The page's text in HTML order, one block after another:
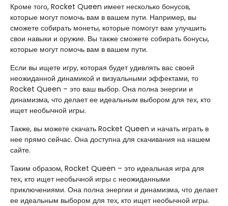
Кроме того, Rocket Queen имеет несколько бонусов,
которые могут помочь вам в вашем пути. Например, вы
сможете собирать монеты, которые помогут вам улучшить
свои навыки и оружие. Вы также сможете собирать бонусы,
которые могут помочь вам в вашем пути.
Если вы ищете игру, которая будет удивлять вас своей
неожиданной динамикой и визуальными эффектами, то
Rocket Queen – это ваш выбор. Она полна энергии и
динамизма, что делает ее идеальным выбором для тех, кто
ищет необычной игры.
Также, вы можете скачать Rocket Queen и начать играть в
нее прямо сейчас. Она доступна для скачивания на нашем
сайте.
Таким образом, Rocket Queen – это идеальная игра для
тех, кто ищет необычной игры с неожиданными
приключениями. Она полна энергии и динамизма, что делает
ее идеальным выбором для тех, кто ищет необычной игры.